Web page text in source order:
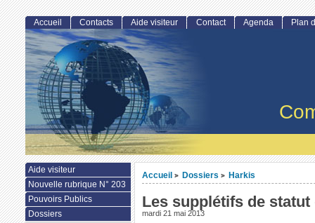
Accueil > Dossiers > Harkis
Les supplétifs de
mardi 21 mai 2013
Accueil Contacts Aide visiteur Contact Agenda Plan
Aide visiteur
Nouvelle rubrique N° 203
Pouvoirs Publics
Dossiers